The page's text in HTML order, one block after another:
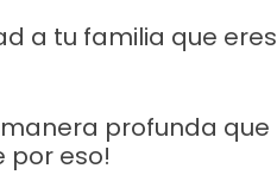
a tu familia que eres
profunda que
por eso!